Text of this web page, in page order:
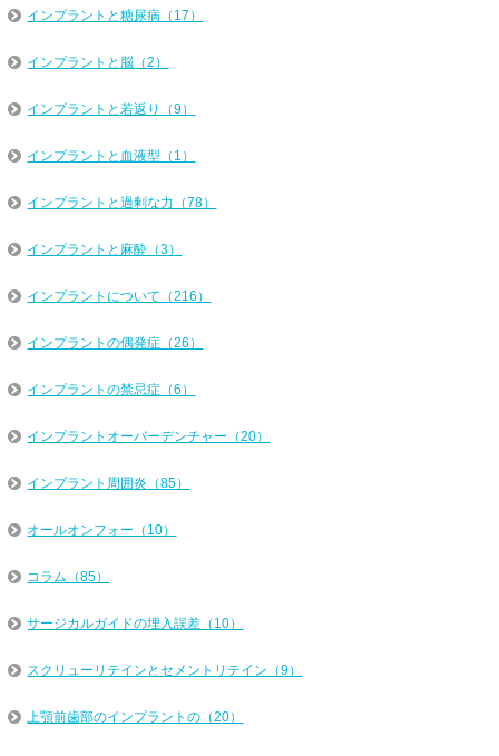
インプラントと糖尿病（17）
インプラントと脳（2）
インプラントと若返り（9）
インプラントと血液型（1）
インプラントと過剰な力（78）
インプラントと麻酔（3）
インプラントについて（216）
インプラントの偶発症（26）
インプラントの禁忌症（6）
インプラントオーバーデンチャー（20）
インプラント周囲炎（85）
オールオンフォー（10）
コラム（85）
サージカルガイドの埋入誤差（10）
スクリューリテインとセメントリテイン（9）
上顎前歯部のインプラントの（20）